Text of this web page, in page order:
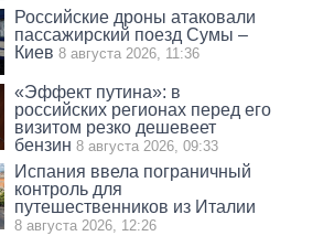
Российские дроны атаковали
пассажирский поезд Сумы –
Киев 8 августа 2026, 11:36
«Эффект путина»: в
российских регионах перед его
визитом резко дешевеет
бензин 8 августа 2026, 09:33
Испания ввела пограничный
контроль для
путешественников из Италии
8 августа 2026, 12:26